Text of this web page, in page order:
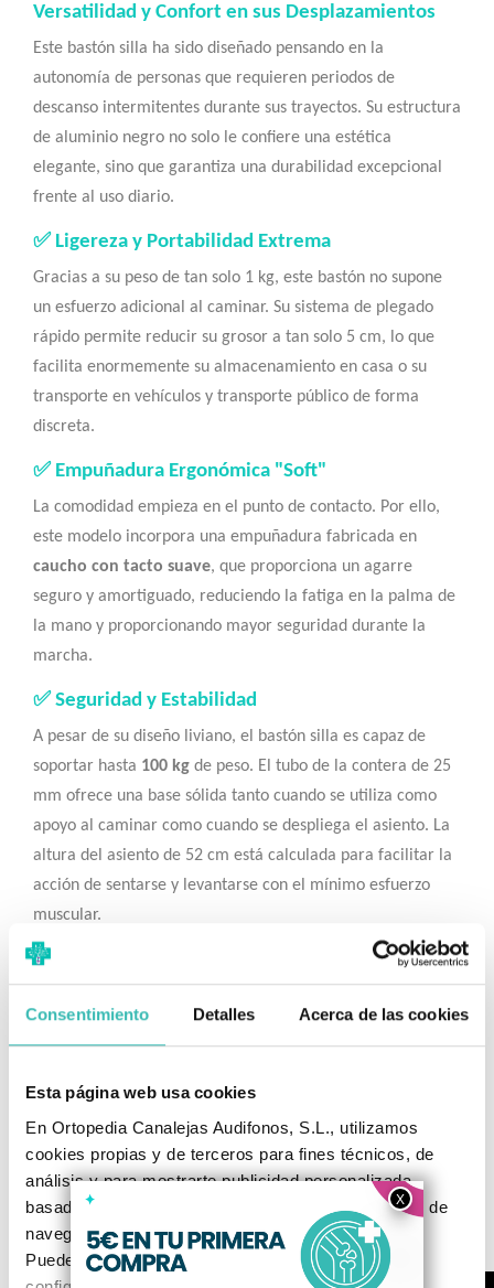
Consentimiento Detalles Acerca de las cookies
Esta página web usa cookies
En Ortopedia Canalejas Audifonos, S.L., utilizamos
cookies propias y de terceros para fines técnicos, de
análisis y para mostrarte publicidad personalizada
basada en un perfil elaborado a partir de tus hábitos de
navegación (por ejemplo, páginas visitadas).
Puedes aceptar todas las cookies, rechazarlas o
Versatilidad y Confort en sus Desplazamientos
Este bastón silla ha sido diseñado pensando en la
autonomía de personas que requieren periodos de
descanso intermitentes durante sus trayectos. Su estructura
de aluminio negro no solo le confiere una estética
elegante, sino que garantiza una durabilidad excepcional
frente al uso diario.
✅ Ligereza y Portabilidad Extrema
Gracias a su peso de tan solo 1 kg, este bastón no supone
un esfuerzo adicional al caminar. Su sistema de plegado
rápido permite reducir su grosor a tan solo 5 cm, lo que
facilita enormemente su almacenamiento en casa o su
transporte en vehículos y transporte público de forma
discreta.
✅ Empuñadura Ergonómica "Soft"
La comodidad empieza en el punto de contacto. Por ello,
este modelo incorpora una empuñadura fabricada en
caucho con tacto suave, que proporciona un agarre
seguro y amortiguado, reduciendo la fatiga en la palma de
la mano y proporcionando mayor seguridad durante la
marcha.
✅ Seguridad y Estabilidad
A pesar de su diseño liviano, el bastón silla es capaz de
soportar hasta 100 kg de peso. El tubo de la contera de 25
mm ofrece una base sólida tanto cuando se utiliza como
apoyo al caminar como cuando se despliega el asiento. La
altura del asiento de 52 cm está calculada para facilitar la
acción de sentarse y levantarse con el mínimo esfuerzo
muscular.
✅ Beneficios Clave
asiento de descanso instantáneo.
espacio.
Sin Ajustes Complicados:Diseño de altura fija para
garantizar la máxima rigidez estructural y seguridad del
usuario.
Ver todo el catálogode bastones de paseo